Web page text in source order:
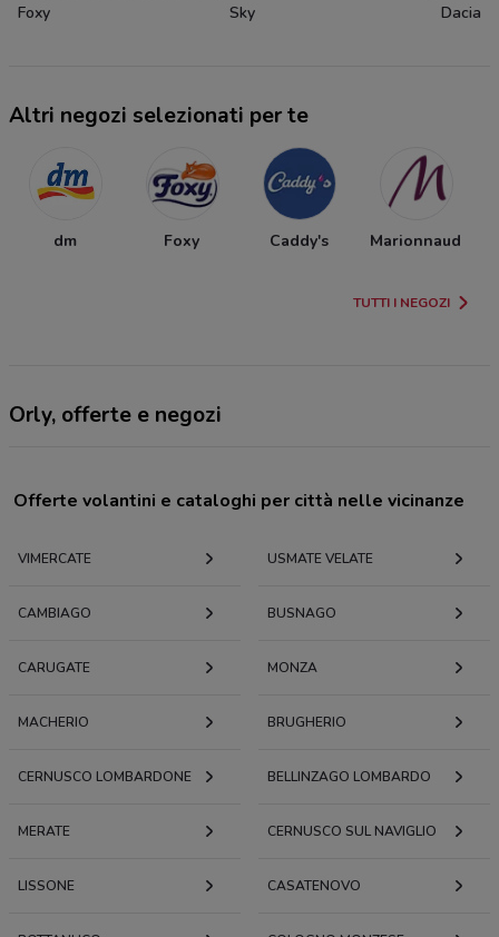
Foxy Sky Dacia
Altri negozi selezionati per te
dm Foxy Caddy's Marionnaud
TUTTI I NEGOZI
Orly, offerte e negozi
Offerte volantini e cataloghi per città nelle vicinanze
VIMERCATE USMATE VELATE
CAMBIAGO BUSNAGO
CARUGATE MONZA
MACHERIO BRUGHERIO
CERNUSCO LOMBARDONE BELLINZAGO LOMBARDO
MERATE CERNUSCO SUL NAVIGLIO
LISSONE CASATENOVO